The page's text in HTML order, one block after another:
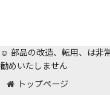
☺️ 部品の改造、転用、は非
勧めいたしません
トップページ